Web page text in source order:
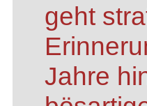
geht
Jahre